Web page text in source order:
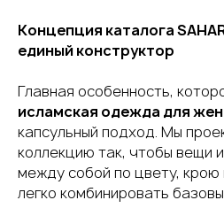
Концепция каталога
единый конструктор
Главная особенность,
исламская одежда для
капсульный подход. Мы
коллекцию так, чтобы вещи
между собой по цвету,
легко комбинировать